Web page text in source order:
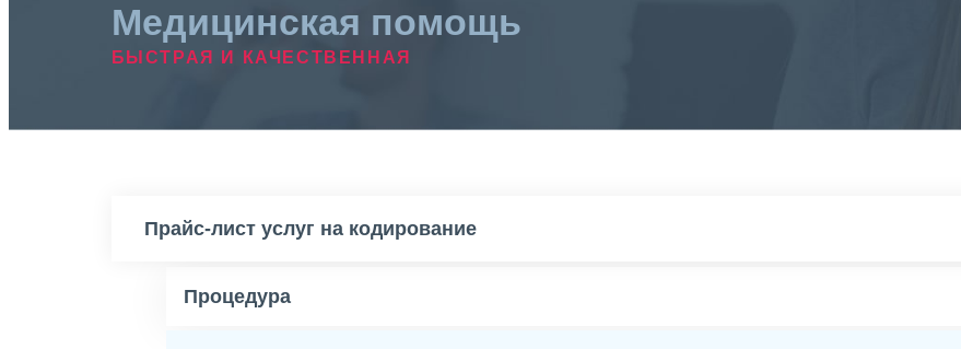
Медицинская помощь
БЫСТРАЯ И КАЧЕСТВЕННАЯ
Прайс-лист услуг на кодирование
Процедура